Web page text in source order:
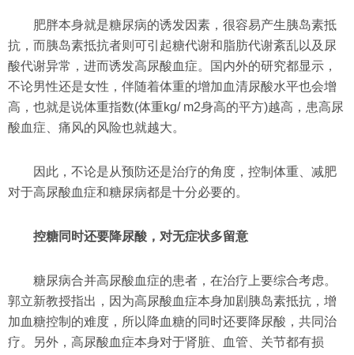
肥胖本身就是糖尿病的诱发因素，很容易产生胰岛素抵
抗，而胰岛素抵抗者则可引起糖代谢和脂肪代谢紊乱以及尿
酸代谢异常，进而诱发高尿酸血症。国内外的研究都显示，
不论男性还是女性，伴随着体重的增加血清尿酸水平也会增
高，也就是说体重指数(体重kg/ m2身高的平方)越高，患高尿
酸血症、痛风的风险也就越大。
因此，不论是从预防还是治疗的角度，控制体重、减肥
对于高尿酸血症和糖尿病都是十分必要的。
控糖同时还要降尿酸，对无症状多留意
糖尿病合并高尿酸血症的患者，在治疗上要综合考虑。
郭立新教授指出，因为高尿酸血症本身加剧胰岛素抵抗，增
加血糖控制的难度，所以降血糖的同时还要降尿酸，共同治
疗。另外，高尿酸血症本身对于肾脏、血管、关节都有损